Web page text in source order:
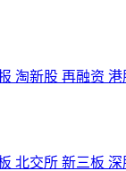
淘新股 再融资
北交所 新三板